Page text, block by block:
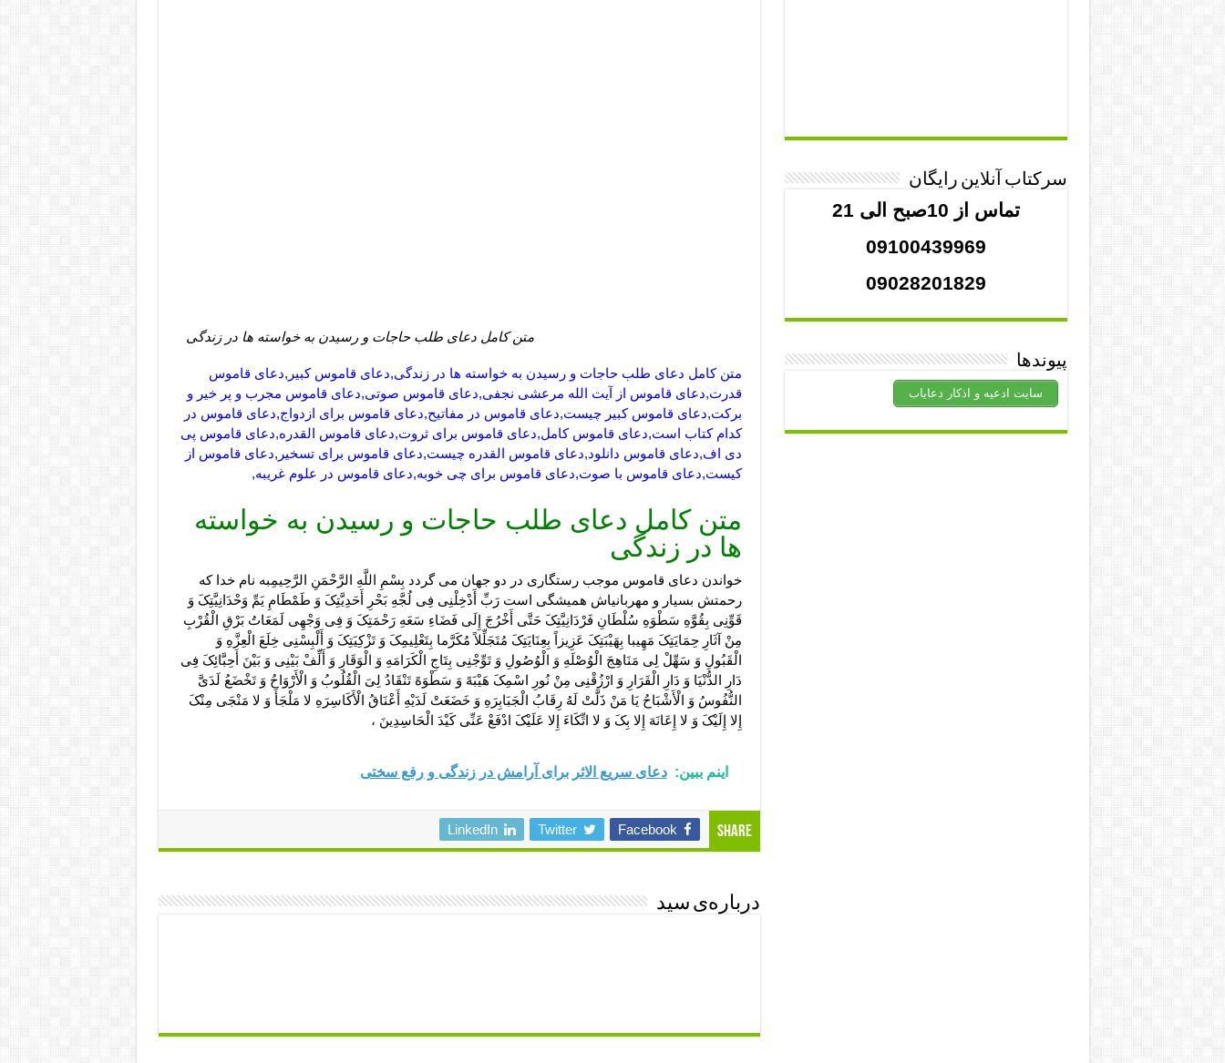
متن کامل دعای طلب حاجات و رسیدن به خواسته ها در زندگی
متن کامل دعای طلب حاجات و رسیدن به خواسته ها در زندگی,دعای قاموس کبیر,دعای قاموس
قدرت,دعای قاموس از آیت الله مرعشی نجفی,دعای قاموس صوتی,دعای قاموس مجرب و پر خیر و
برکت,دعای قاموس کبیر چیست,دعای قاموس در مفاتیح,دعای قاموس برای ازدواج,دعای قاموس در
کدام کتاب است,دعای قاموس کامل,دعای قاموس برای ثروت,دعای قاموس القدره,دعای قاموس پی
دی اف,دعای قاموس دانلود,دعای قاموس القدره چیست,دعای قاموس برای تسخیر,دعای قاموس از
کیست,دعای قاموس با صوت,دعای قاموس برای چی خوبه,دعای قاموس در علوم غریبه,
متن کامل دعای طلب حاجات و رسیدن به خواسته
ها در زندگی
خواندن دعای قاموس موجب رستگاری در دو جهان می گردد بِسْمِ اللَّهِ الرَّحْمَنِ الرَّحِیمِبه نام خدا که
رحمتش بسیار و مهربانیاش همیشگى است رَبِّ أَدْخِلْنِی فِی لُجَّهِ بَحْرِ أَحَدِیَّتِکَ وَ طَمْطَامِ یَمِّ وَحْدَانِیَّتِکَ وَ
قَوِّنِی بِقُوَّهِ سَطْوَهِ سُلْطَانِ فَرْدَانِیَّتِکَ حَتَّى أَخْرُجَ إِلَى فَضَاءِ سَعَهِ رَحْمَتِکَ وَ فِی وَجْهِی لَمَعَاتُ بَرْقِ الْقُرْبِ
مِنْ آثَارِ حِمَایَتِکَ مَهِیبا بِهَیْبَتِکَ عَزِیزاً بِعِنَایَتِکَ مُتَجَلِّلاً مُکَرَّما بِتَعْلِیمِکَ وَ تَزْکِیَتِکَ وَ أَلْبِسْنِی خِلَعَ الْعِزَّهِ وَ
الْقَبُولِ وَ سَهِّلْ لِی مَنَاهِجَ الْوُصْلَهِ وَ الْوُصُولِ وَ تَوِّجْنِی بِتَاجِ الْکَرَامَهِ وَ الْوَقَارِ وَ أَلِّفْ بَیْنِی وَ بَیْنَ أَحِبَّائِکَ فِی
دَارِ الدُّنْیَا وَ دَارِ الْقَرَارِ وَ ارْزُقْنِی مِنْ نُورِ اسْمِکَ هَیْبَهً وَ سَطْوَهً تَنْقَادُ لِیَ الْقُلُوبُ وَ الْأَرْوَاحُ وَ تَخْضَعُ لَدَیَّ
النُّفُوسُ وَ الْأَشْبَاحُ یَا مَنْ ذَلَّتْ لَهُ رِقَابُ الْجَبَابِرَهِ وَ خَضَعَتْ لَدَیْهِ أَعْنَاقُ الْأَکَاسِرَهِ لا مَلْجَأَ وَ لا مَنْجَى مِنْکَ
إِلا إِلَیْکَ وَ لا إِعَانَهَ إِلا بِکَ وَ لا اتِّکَاءَ إِلا عَلَیْکَ ادْفَعْ عَنِّی کَیْدَ الْحَاسِدِینَ ،
اینم ببین: دعای سریع الاثر برای آرامش در زندگی و رفع سختی
Share
Facebook
Twitter
LinkedIn
درباره‌ی سید
سرکتاب آنلاین رایگان
تماس از 10صبح الی 21
09100439969
09028201829
پیوندها
سایت ادعیه و اذکار دعایاب